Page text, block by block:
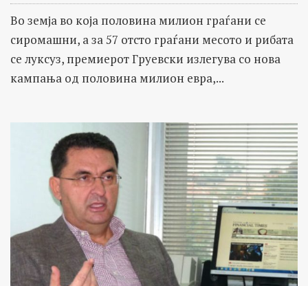
Во земја во која половина милион граѓани се
сиромашни, а за 57 отсто граѓани месото и рибата
се луксуз, премиерот Груевски излегува со нова
кампања од половина милион евра,...